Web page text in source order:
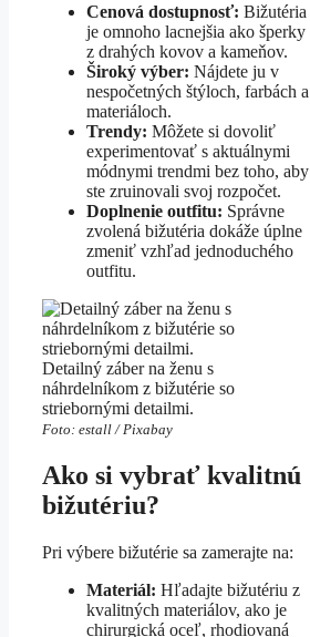
Cenová dostupnosť: Bižutéria
je omnoho lacnejšia ako šperky
z drahých kovov a kameňov.
Široký výber: Nájdete ju v
nespočetných štýloch, farbách a
materiáloch.
Trendy: Môžete si dovoliť
experimentovať s aktuálnymi
módnymi trendmi bez toho, aby
ste zruinovali svoj rozpočet.
Doplnenie outfitu: Správne
zvolená bižutéria dokáže úplne
zmeniť vzhľad jednoduchého
outfitu.
Detailný záber na ženu s
náhrdelníkom z bižutérie so
striebornými detailmi.
Foto: estall / Pixabay
Ako si vybrať kvalitnú
bižutériu?
Pri výbere bižutérie sa zamerajte na:
Materiál: Hľadajte bižutériu z
kvalitných materiálov, ako je
chirurgická oceľ, rhodiovaná